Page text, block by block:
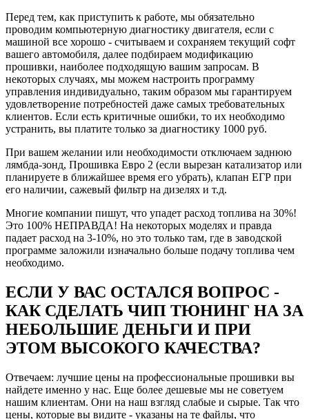
автоматически). Ну, и самое главное, уже по дороге
домой оценил в полной мере те ранее скрытые
возможности эластичной и согласованной работы
пары "двигатель/трансмиссия"автомобиля, которые
теперь стали доступны!
Евгений, огромное Вам спасибо за отзывчивость,
человеческое общение и профессионализм! Удачи и
еще больше благодарных клиентов!!!
Рейтинг отзыва:5
Давно знаю компанию и Евгения, соответственно
выбор был для меня очевиден. Договорившись
заранее о встрече, приехал в назначенное время и в
оговоренное место (удобное для обеих сторон). Женя
был как всегда пунктуален (за что ему отдельная
благодарность).
Почитал ошибки, с улыбкой сказал что я как всегда
ошибки были не связанные с жизнедеятельностью
двигателя или топливной системы, потому в чипе
отказано не было (моторы с ошибкой по двигателю
сначала конечно же чинятся).
Вообщем считали стоковую прошивку, и буквально
главное что есть результат).
Вообщем разница действительно ощутима:
Ну во первых мотор стал крутиться более 5,5 тыс
Перед тем, как приступить к работе, мы обязательно
проводим компьютерную диагностику двигателя, если с
машиной все хорошо - считываем и сохраняем текущий софт
вашего автомобиля, далее подбираем модификацию
прошивки, наиболее подходящую вашим запросам. В
некоторых случаях, мы можем настроить программу
управления индивидуально, таким образом мы гарантируем
удовлетворение потребностей даже самых требовательных
клиентов. Если есть критичные ошибки, то их необходимо
устранить, вы платите только за диагностику 1000 руб.
При вашем желании или необходимости отключаем заднюю
лямбда-зонд, Прошивка Евро 2 (если вырезан катализатор или
планируете в ближайшее время его убрать), клапан ЕГР при
его наличии, сажевый фильтр на дизелях и т.д.
Многие компании пишут, что упадет расход топлива на 30%!
Это 100% НЕПРАВДА! На некоторых моделях и правда
падает расход на 3-10%, но это только там, где в заводской
программе заложили изначально больше подачу топлива чем
необходимо.
ЕСЛИ У ВАС ОСТАЛСЯ ВОПРОС -
КАК СДЕЛАТЬ ЧИП ТЮНИНГ НА ЗА
НЕБОЛЬШИЕ ДЕНЬГИ И ПРИ
ЭТОМ ВЫСОКОГО КАЧЕСТВА?
Отвечаем: лучшие цены на профессиональные прошивки вы
найдете именно у нас. Еще более дешевые мы не советуем
нашим клиентам. Они на наш взгляд слабые и сырые. Так что
цены, которые вы видите - указаны на те файлы, что